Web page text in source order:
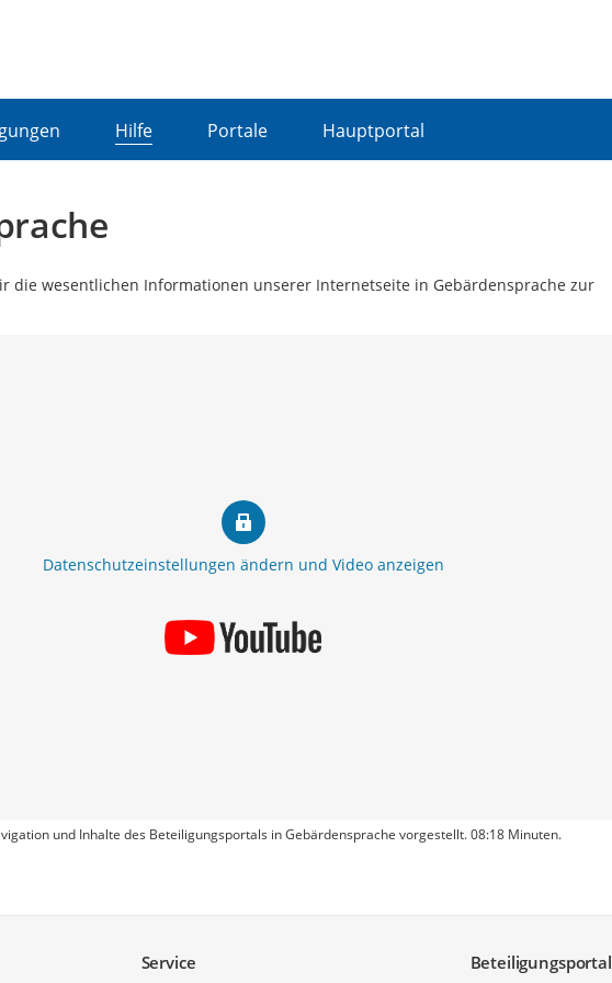
Hilfe Portale Hauptportal
die wesentlichen Informationen unserer Internetseite in Gebärdensprache zur
Datenschutzeinstellungen ändern und Video anzeigen
und Inhalte des Beteiligungsportals in Gebärdensprache vorgestellt. 08:18 Minuten.
Service Beteiligungsportal